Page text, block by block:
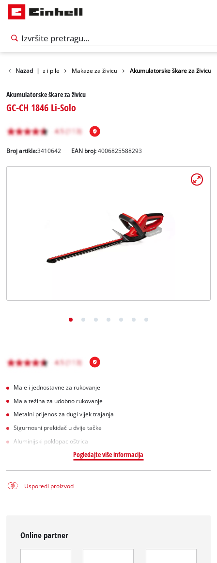
Nazad |
Vrtne makaze i pile Makaze za živicu Akumulatorske škare za živicu
Akumulatorske škare za živicu
GC-CH 1846 Li-Solo
Broj artikla:3410642 EAN broj:4006825588293
Male i jednostavne za rukovanje
Mala težina za udobno rukovanje
Metalni prijenos za dugi vijek trajanja
Sigurnosni prekidač u dvije tačke
Aluminijski poklopac oštrica
Pogledajte više informacija
Usporedi proizvod
Online partner